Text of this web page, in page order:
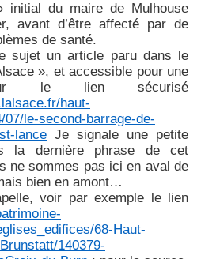
initial du maire de Mulhouse
avant d’être affecté par de
de santé.
sujet un article paru dans le
», et accessible pour une
le lien sécurisé
haut-
07/le-second-barrage-de-
lance Je signale une petite
la dernière phrase de cet
ne sommes pas ici en aval de
bien en amont…
voir par exemple le lien
68-Haut-
140379-